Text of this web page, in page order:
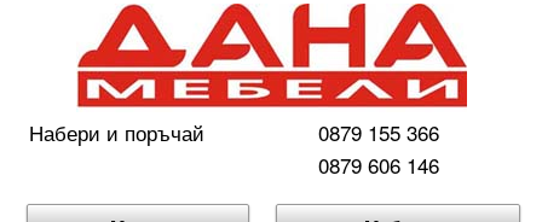
Набери и поръчай
0879 155 366
0879 606 146